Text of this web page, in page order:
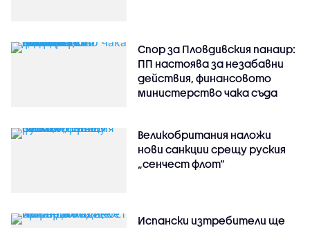
Спор за Пловдивския панаир:
ПП настоява за незабавни
действия, финансовото
министерство чака съда
Великобритания наложи
нови санкции срещу руския
„сенчест флот“
Испански изтребители ще